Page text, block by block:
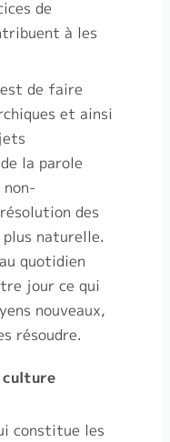
de
à les
de faire
et ainsi
la parole
des
naturelle.
quotidien
jour ce qui
nouveaux,
résoudre.
culture
constitue les